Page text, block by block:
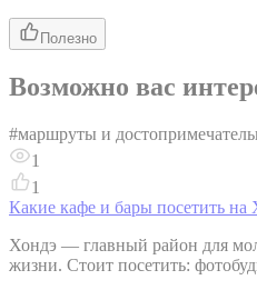
Полезно
Возможно вас
#маршруты и
1
1
Какие кафе и бары посетить на
Хондэ — главный район для
жизни. Стоит посетить: